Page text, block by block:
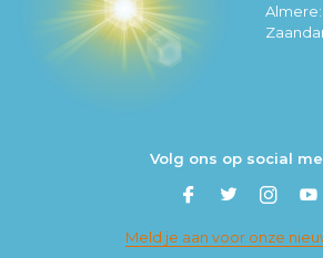
Volg ons op social
Meld je aan voor onze